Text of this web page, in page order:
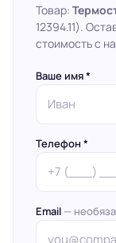
Товар:
12394.11).
стоимость с
Ваше имя *
Телефон *
Email —